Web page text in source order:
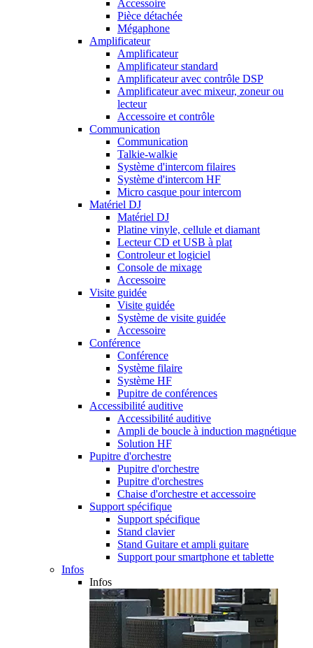
Accessoire
Pièce détachée
Mégaphone
Amplificateur
Amplificateur
Amplificateur standard
Amplificateur avec contrôle DSP
Amplificateur avec mixeur, zoneur ou
lecteur
Accessoire et contrôle
Communication
Communication
Talkie-walkie
Système d'intercom filaires
Système d'intercom HF
Micro casque pour intercom
Matériel DJ
Matériel DJ
Platine vinyle, cellule et diamant
Lecteur CD et USB à plat
Controleur et logiciel
Console de mixage
Accessoire
Visite guidée
Visite guidée
Système de visite guidée
Accessoire
Conférence
Conférence
Système filaire
Système HF
Pupitre de conférences
Accessibilité auditive
Accessibilité auditive
Ampli de boucle à induction magnétique
Solution HF
Pupitre d'orchestre
Pupitre d'orchestre
Pupitre d'orchestres
Chaise d'orchestre et accessoire
Support spécifique
Support spécifique
Stand clavier
Stand Guitare et ampli guitare
Support pour smartphone et tablette
Infos
Infos